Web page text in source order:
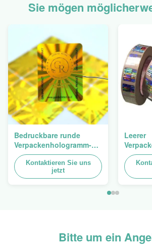
Sie mögen
Bedruckbare runde
Verpackenhologramm-
ursprünglicher
Aufkleber-ganz
eigenhändig geschriebe
Kontaktieren Sie uns
jetzt
Leerer
Bitte um ein